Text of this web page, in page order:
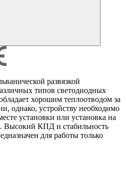
развязкой
типов светодиодных
хорошим теплоотводом за
однако, устройству необходимо
установки или установка на
Высокий КПД и стабильность
для работы только